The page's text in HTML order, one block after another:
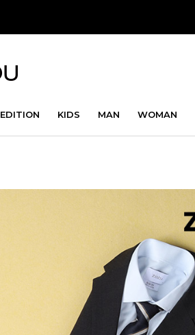
EDITION KIDS MAN WOMAN